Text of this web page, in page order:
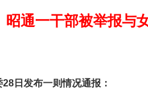
昭通一干部被举报与
发布一则情况通报：